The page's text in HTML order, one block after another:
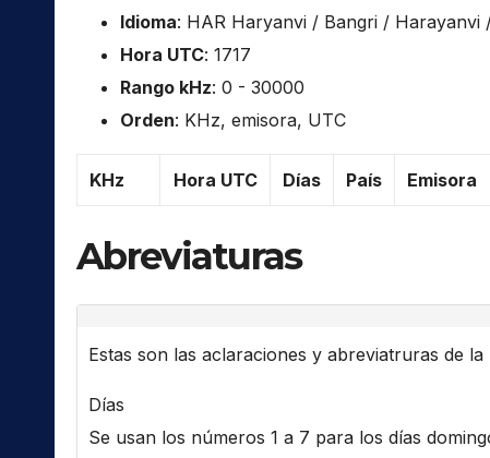
Idioma: HAR Haryanvi / Bangri / Harayanvi
Hora UTC: 1717
Rango kHz: 0 - 30000
Orden: KHz, emisora, UTC
KHz Hora UTC Días País Emisora
Abreviaturas
Estas son las aclaraciones y abreviatruras de la
Días
Se usan los números 1 a 7 para los días